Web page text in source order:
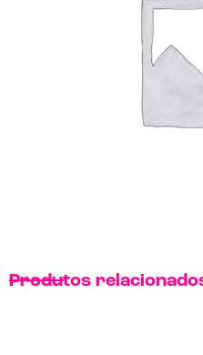
Produtos